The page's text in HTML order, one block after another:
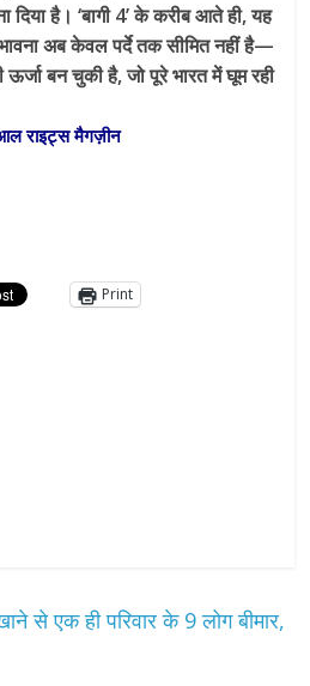
दिया है। ‘बागी 4’ के करीब आते ही, यह
अब केवल पर्दे तक सीमित नहीं है—
बन चुकी है, जो पूरे भारत में घूम रही
राइट्स मैगज़ीन
Print
से एक ही परिवार के 9 लोग बीमार,